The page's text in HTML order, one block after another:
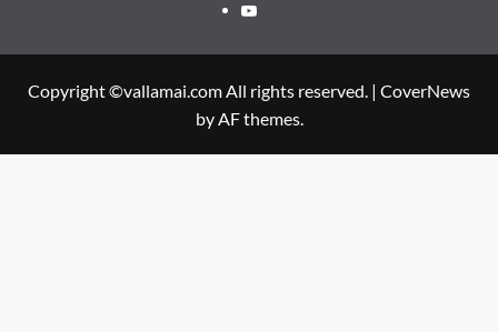
Youtube
Copyright ©vallamai.com All rights reserved. | CoverNews
by AF themes.